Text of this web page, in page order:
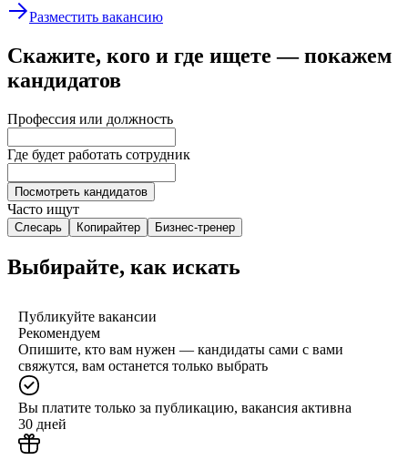
Разместить вакансию
Скажите, кого и где ищете — покажем
кандидатов
Профессия или должность
Где будет работать сотрудник
Посмотреть кандидатов
Часто ищут
Слесарь Копирайтер Бизнес-тренер
Выбирайте, как искать
Публикуйте вакансии
Рекомендуем
Опишите, кто вам нужен — кандидаты сами с вами
свяжутся, вам останется только выбрать
Вы платите только за публикацию, вакансия активна
30 дней